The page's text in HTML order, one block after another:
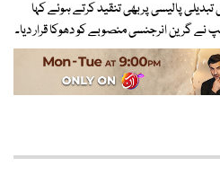
پالیسی پربھی تنقید کرتے ہوئے کہا
گرین انرجنسی منصوبے کو دھوکا قرار دیا۔